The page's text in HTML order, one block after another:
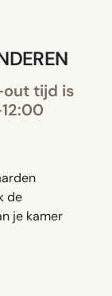
tijd is
de
je kamer